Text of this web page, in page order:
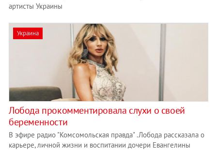
артисты Украины
Украина
Лобода прокомментировала слухи о своей
беременности
В эфире радио "Комсомольская правда" .Лобода рассказала о
карьере, личной жизни и воспитании дочери Евангелины